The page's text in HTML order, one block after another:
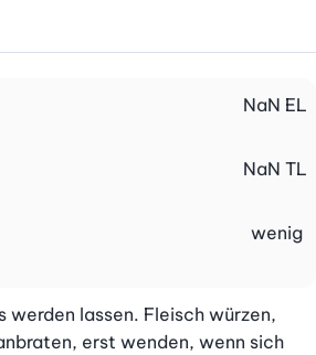
NaN EL
NaN TL
wenig
werden lassen. Fleisch würzen,
erst wenden, wenn sich